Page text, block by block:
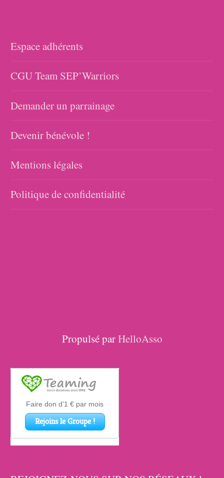
Espace adhérents
CGU Team SEP’Warriors
Demander un parrainage
Devenir bénévole !
Mentions légales
Politique de confidentialité
Propulsé parHelloAsso